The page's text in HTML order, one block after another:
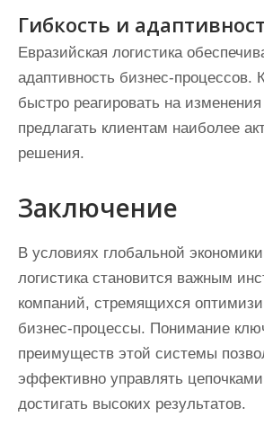
Гибкость и
Евразийская логистика
адаптивность бизнес-процессов.
быстро реагировать на
предлагать клиентам наиболее
решения.
Заключение
В условиях глобальной
логистика становится важным
компаний, стремящихся
бизнес-процессы. Понимание
преимуществ этой системы
эффективно управлять цепочками
достигать высоких результатов.